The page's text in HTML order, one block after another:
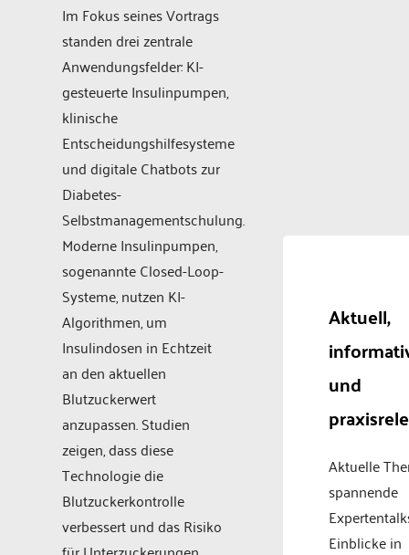
Im Fokus seines Vortrags
standen drei zentrale
Anwendungsfelder: KI-
gesteuerte Insulinpumpen,
klinische
Entscheidungshilfesysteme
und digitale Chatbots zur
Diabetes-
Selbstmanagementschulung.
Moderne Insulinpumpen,
sogenannte Closed-Loop-
Systeme, nutzen KI-
Algorithmen, um
Insulindosen in Echtzeit
an den aktuellen
Blutzuckerwert
anzupassen. Studien
zeigen, dass diese
Technologie die
Blutzuckerkontrolle
verbessert und das Risiko
Aktuell,
und
Aktuelle
spannende
Einblicke in